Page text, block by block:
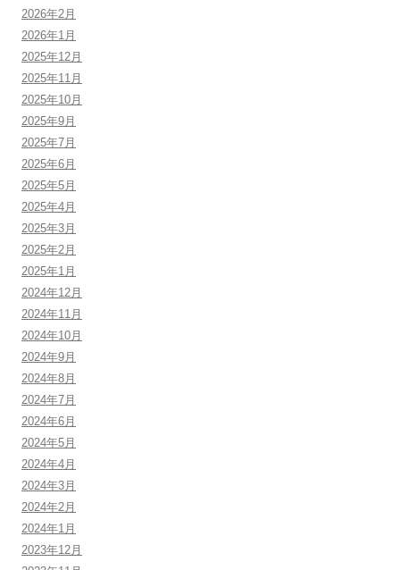
2026年2月
2026年1月
2025年12月
2025年11月
2025年10月
2025年9月
2025年7月
2025年6月
2025年5月
2025年4月
2025年3月
2025年2月
2025年1月
2024年12月
2024年11月
2024年10月
2024年9月
2024年8月
2024年7月
2024年6月
2024年5月
2024年4月
2024年3月
2024年2月
2024年1月
2023年12月